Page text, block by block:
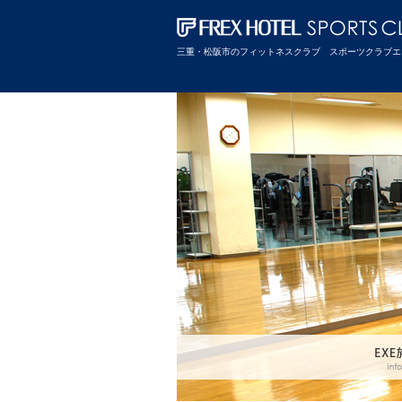
三重・松阪市のフィットネスクラブ スポーツクラブ